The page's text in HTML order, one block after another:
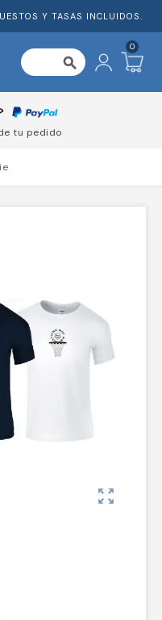
Y TASAS INCLUIDOS.
search
0
Confiado por miles
zoom_out_map